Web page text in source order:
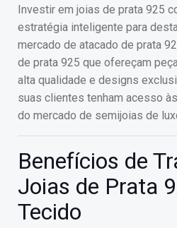
Investir em joias de prata 925
estratégia inteligente para
mercado de atacado de prata
de prata 925 que ofereçam
alta qualidade e designs
suas clientes tenham acesso
do mercado de semijoias de
Benefícios de
Joias de Prata
Tecido